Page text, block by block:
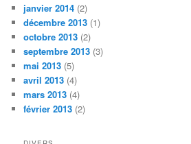
janvier 2014 (2)
décembre 2013 (1)
octobre 2013 (2)
septembre 2013 (3)
mai 2013 (5)
avril 2013 (4)
mars 2013 (4)
février 2013 (2)